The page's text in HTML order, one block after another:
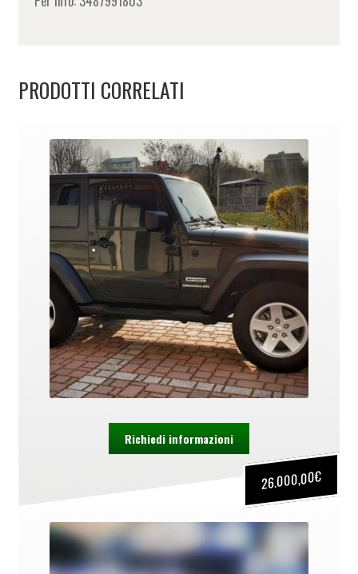
PRODOTTI CORRELATI
26.000,00€
Richiedi informazioni